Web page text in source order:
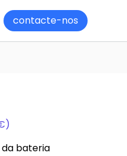
contacte-nos
bateria